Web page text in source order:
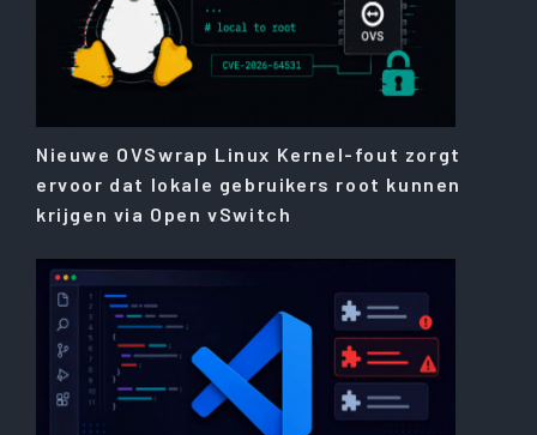
Nieuwe OVSwrap Linux Kernel-fout zorgt
ervoor dat lokale gebruikers root kunnen
krijgen via Open vSwitch